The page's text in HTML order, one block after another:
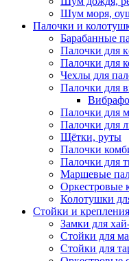
Шум моря,
Палочки и
Барабанные
Палочки для
Палочки для
Чехлы для
Палочки для
Палочки для
Палочки для
Щётки, руты
Палочки
Палочки для
Маршевые
Оркестровые
Колотушки
Стойки и крепления
Замки для
Стойки для
Стойки для